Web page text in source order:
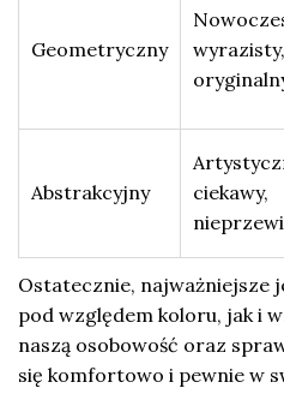
Geometryczny
wyrazisty,
Abstrakcyjny
ciekawy,
Ostatecznie, najważniejsze
pod względem koloru, jak i
naszą osobowość oraz
się komfortowo i pewnie w